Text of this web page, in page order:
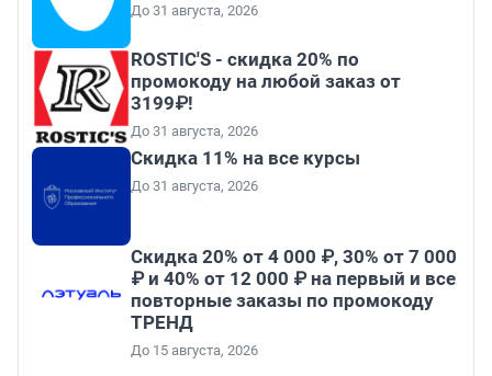
До 31 августа, 2026
ROSTIC'S - скидка 20% по
промокоду на любой заказ от
3199₽!
До 31 августа, 2026
Скидка 11% на все курсы
До 31 августа, 2026
Скидка 20% от 4 000 ₽, 30% от 7 000
₽ и 40% от 12 000 ₽ на первый и все
повторные заказы по промокоду
ТРЕНД
До 15 августа, 2026